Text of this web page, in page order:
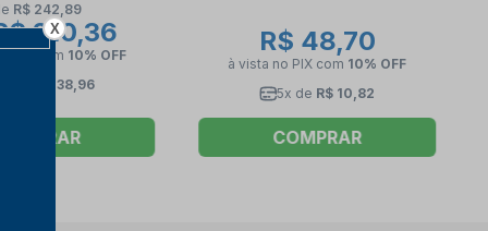
R$ 242,89
210,36
com 10% OFF
R$ 38,96
COMPRAR
R$ 48,70
à vista no PIX com 10% OFF
5x de R$ 10,82
COMPRAR
X